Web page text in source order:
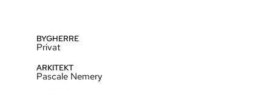
BYGHERRE
Privat
ARKITEKT
Pascale Nemery